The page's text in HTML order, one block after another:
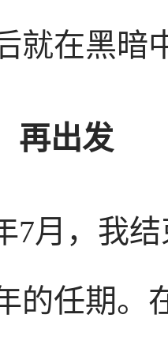
就在黑暗
再出发
7月，我
的任期。